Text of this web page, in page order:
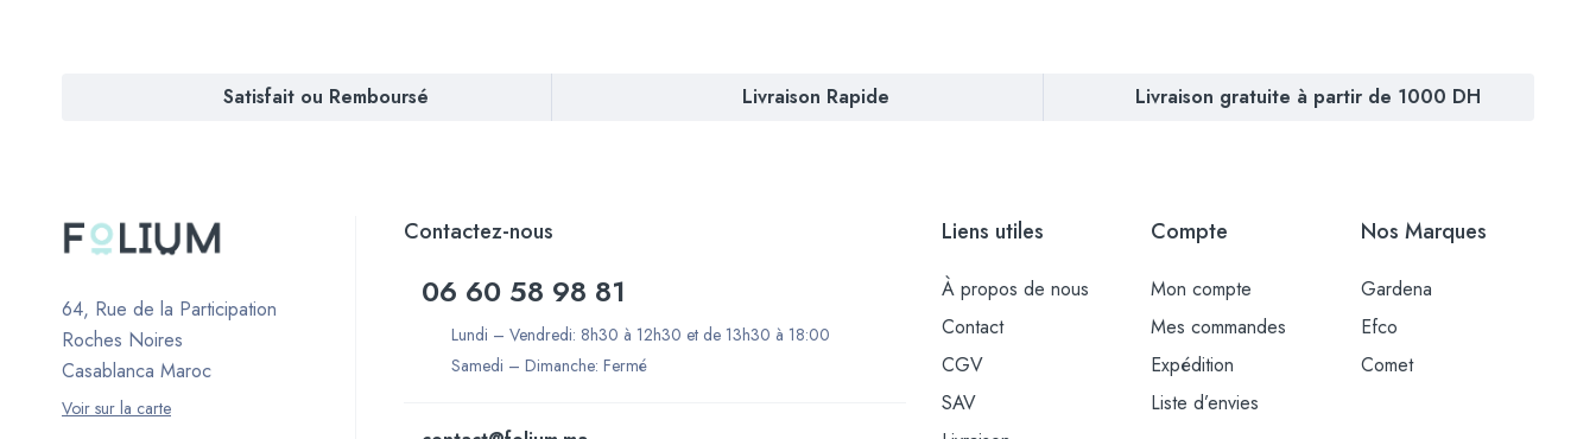
Satisfait ou Remboursé Livraison Rapide Livraison gratuite à partir de 1000 DH
64, Rue de la Participation
Roches Noires
Casablanca Maroc
Voir sur la carte
Contactez-nous
06 60 58 98 81
Lundi – Vendredi: 8h30 à 12h30 et de 13h30 à 18:00
Samedi – Dimanche: Fermé
Liens utiles
À propos de nous
Contact
CGV
SAV
Compte
Mon compte
Mes commandes
Expédition
Liste d’envies
Nos Marques
Gardena
Efco
Comet